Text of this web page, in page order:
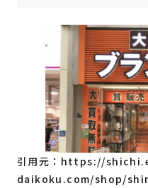
引用元： https://
daikoku.com/shop/